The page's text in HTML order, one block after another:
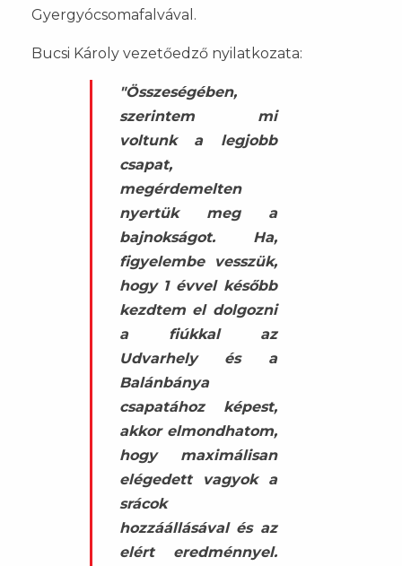
Gyergyócsomafalvával.
Bucsi Károly vezetőedző nyilatkozata:
"Összeségében,
szerintem mi
voltunk a legjobb
csapat,
megérdemelten
nyertük meg a
bajnokságot. Ha,
figyelembe vesszük,
hogy 1 évvel később
kezdtem el dolgozni
a fiúkkal az
Udvarhely és a
Balánbánya
csapatához képest,
akkor elmondhatom,
hogy maximálisan
elégedett vagyok a
srácok
hozzáállásával és az
elért eredménnyel.